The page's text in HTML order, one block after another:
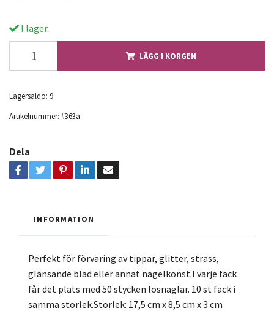
I lager.
LÄGG I KORGEN
Lagersaldo: 9
Artikelnummer: #363a
Dela
INFORMATION
Perfekt för förvaring av tippar, glitter, strass,
glänsande blad eller annat nagelkonst.I varje fack
får det plats med 50 stycken lösnaglar. 10 st fack i
samma storlek.Storlek: 17,5 cm x 8,5 cm x 3 cm